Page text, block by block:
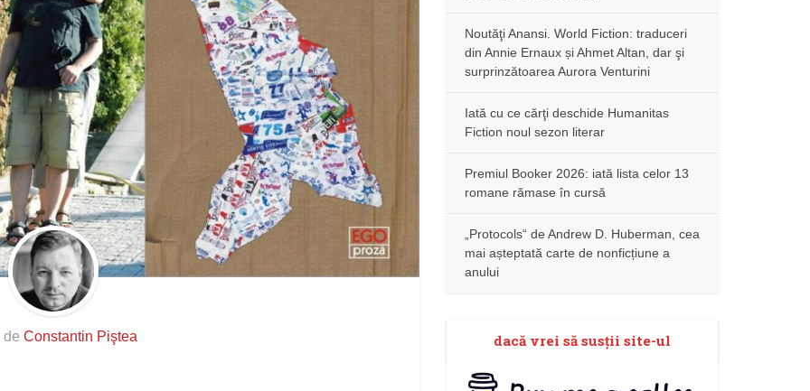
de Constantin Piştea
Noutăţi Anansi. World Fiction: traduceri
din Annie Ernaux și Ahmet Altan, dar şi
surprinzătoarea Aurora Venturini
Iată cu ce cărţi deschide Humanitas
Fiction noul sezon literar
Premiul Booker 2026: iată lista celor 13
romane rămase în cursă
„Protocols“ de Andrew D. Huberman, cea
mai așteptată carte de nonficțiune a
anului
dacă vrei să susţii site-ul